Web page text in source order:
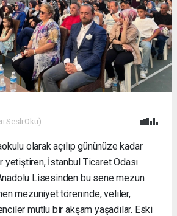
Sesli Oku)
olarak açılıp gününüze kadar
yetiştiren, İstanbul Ticaret Odası
Lisesinden bu sene mezun
mezuniyet töreninde, veliler,
mutlu bir akşam yaşadılar. Eski